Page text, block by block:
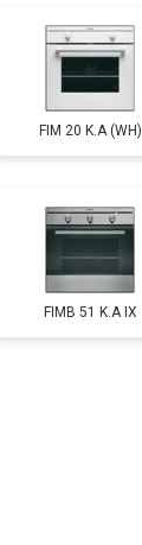
FIM 20 K.A (WH)
FIMB 51 K.A IX